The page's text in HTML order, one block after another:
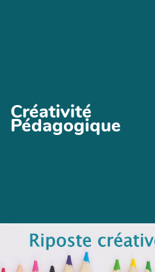
Créativité
Pédagogique